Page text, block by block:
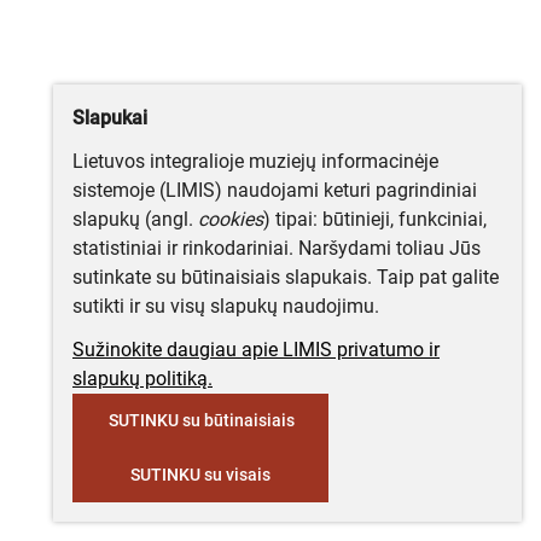
Slapukai
Lietuvos integralioje muziejų informacinėje
sistemoje (LIMIS) naudojami keturi pagrindiniai
slapukų (angl. cookies) tipai: būtinieji, funkciniai,
statistiniai ir rinkodariniai. Naršydami toliau Jūs
sutinkate su būtinaisiais slapukais. Taip pat galite
sutikti ir su visų slapukų naudojimu.
Sužinokite daugiau apie LIMIS privatumo ir
slapukų politiką.
SUTINKU su būtinaisiais
SUTINKU su visais